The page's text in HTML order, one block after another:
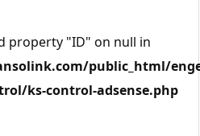
property "ID" on null in
public_html/
ks-control-adsense.php